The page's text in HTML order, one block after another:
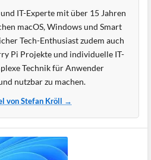
IT-Experte mit über 15 Jahren
macOS, Windows und Smart
Tech-Enthusiast zudem auch
Pi Projekte und individuelle IT-
Technik für Anwender
nutzbar zu machen.
von Stefan Kröll →